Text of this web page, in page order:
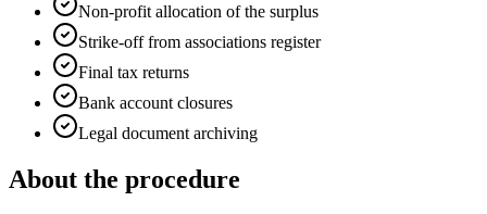
Non-profit allocation of the surplus
Strike-off from associations register
Final tax returns
Bank account closures
Legal document archiving
About the procedure